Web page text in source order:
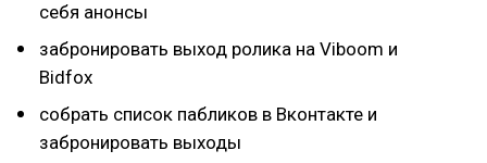
себя анонсы
забронировать выход ролика на Viboom и
Bidfox
собрать список пабликов в Вконтакте и
забронировать выходы